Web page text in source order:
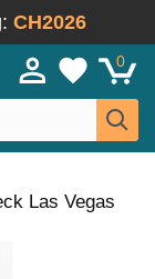
CH2026
0
Las Vegas